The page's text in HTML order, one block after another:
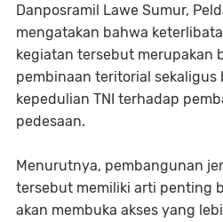
Danposramil Lawe Sumur,
mengatakan bahwa
kegiatan tersebut merupakan
pembinaan teritorial sekaligus
kepedulian TNI terhadap
pedesaan.
Menurutnya, pembangunan
tersebut memiliki arti penting
akan membuka akses yang